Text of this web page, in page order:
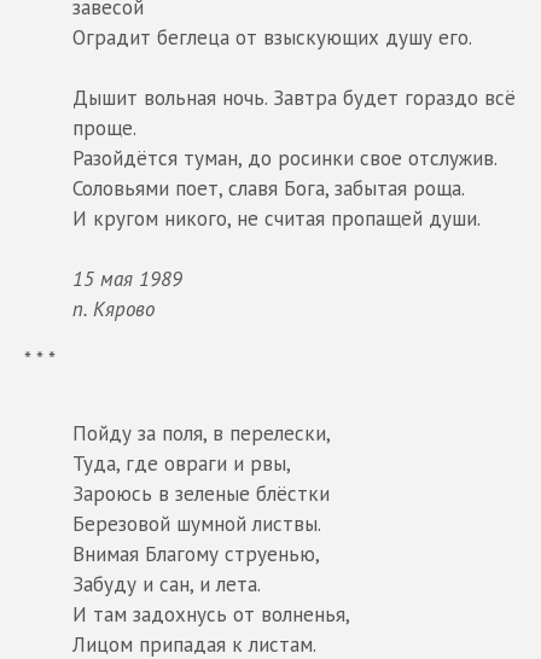
завесой
Оградит беглеца от взыскующих душу его.
Дышит вольная ночь. Завтра будет гораздо всё
проще.
Разойдётся туман, до росинки свое отслужив.
Соловьями поет, славя Бога, забытая роща.
И кругом никого, не считая пропащей души.
15 мая 1989
п. Кярово
* * *
Пойду за поля, в перелески,
Туда, где овраги и рвы,
Зароюсь в зеленые блёстки
Березовой шумной листвы.
Внимая Благому струенью,
Забуду и сан, и лета.
И там задохнусь от волненья,
Лицом припадая к листам.